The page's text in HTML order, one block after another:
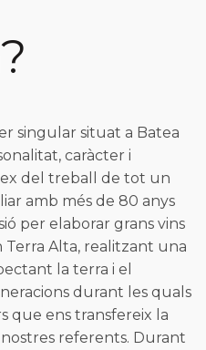
singular situat a Batea
caràcter i
del treball de tot un
amb més de 80 anys
per elaborar grans vins
Terra Alta, realitzant una
la terra i el
durant les quals
que ens transfereix la
referents. Durant